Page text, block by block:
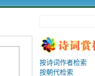
按诗词作者检索
按朝代检索